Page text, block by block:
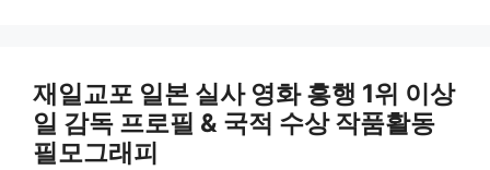
재일교포 일본 실사 영화 흥행 1위 이상
일 감독 프로필 & 국적 수상 작품활동
필모그래피